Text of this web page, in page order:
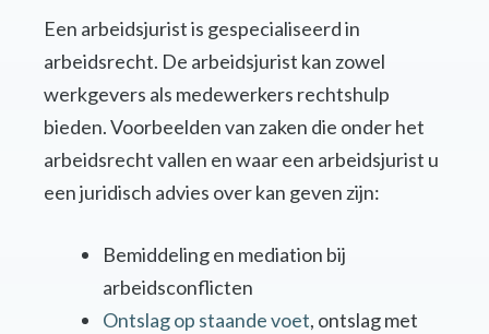
Een arbeidsjurist is gespecialiseerd in
arbeidsrecht. De arbeidsjurist kan zowel
werkgevers als medewerkers rechtshulp
bieden. Voorbeelden van zaken die onder het
arbeidsrecht vallen en waar een arbeidsjurist u
een juridisch advies over kan geven zijn:
Bemiddeling en mediation bij
arbeidsconflicten
Ontslag op staande voet, ontslag met